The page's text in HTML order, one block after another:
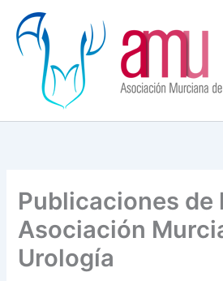
contenido
Publicaciones de
Asociación
Urología